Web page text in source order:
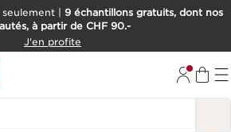
| 9 échantillons gratuits, dont nos
à partir de CHF 90.-
J'en profite